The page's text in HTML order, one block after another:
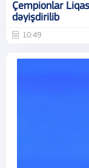
Çempionlar
dəyişdirilib
10:49